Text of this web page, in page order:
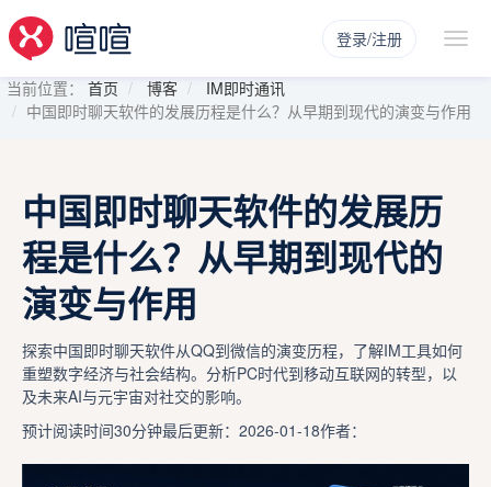
登录/注册
当前位置： 首页 博客
IM即时通讯
中国即时聊天软件的发展历程是什么？从早期到现代的演变与作用
中国即时聊天软件的发展历
程是什么？从早期到现代的
演变与作用
探索中国即时聊天软件从QQ到微信的演变历程，了解IM工具如何
重塑数字经济与社会结构。分析PC时代到移动互联网的转型，以
及未来AI与元宇宙对社交的影响。
预计阅读时间30分钟最后更新：2026-01-18作者：